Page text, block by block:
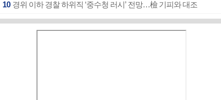
10 경위 이하 경찰 하위직 ‘중수청 러시’ 전망…檢 기피와 대조